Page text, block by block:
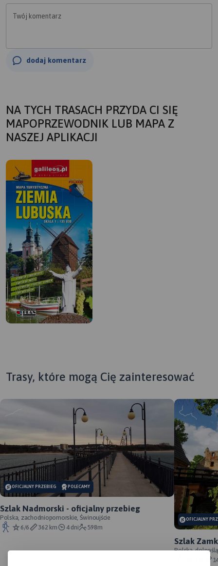
Twój komentarz
dodaj komentarz
NA TYCH TRASACH PRZYDA CI SIĘ
MAPOPRZEWODNIK LUB MAPA Z
NASZEJ APLIKACJI
MAPA TURYSTYCZNA W
Mapa krajoznawcza
województwa lubuskiego z
wyszczególnionymi
atrakcjami turystycznymi. Na
atrakcji turystycznych.
Trasy, które mogą Cię zainteresować
OFICJALNY PRZEBIEG POLECAMY
Szlak Nadmorski - oficjalny przebieg
Polska, zachodniopomorskie, Świnoujście
6/6
362 km 4 dni 598m
OFICJALNY
Szlak
przebieg
Polska,
Śląskie, powiat